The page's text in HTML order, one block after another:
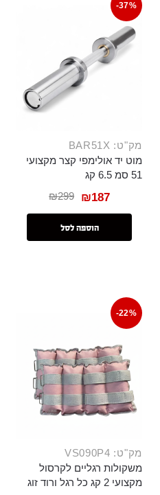
-37%
מק"ט: BAR51X
מוט יד אולימפי קצר מקצועי
51 סמ 6.5 קג
₪299 ₪187
הוספה לסל
-22%
מק"ט: VS090P4
משקולות רגליים לקרסול
מקצועי 2 קג כל רגל ורוד זוג